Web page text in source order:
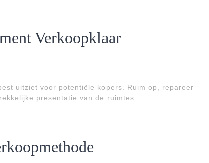
Verkoopklaar
uitziet voor potentiële kopers. Ruim op, repareer
presentatie van de ruimtes.